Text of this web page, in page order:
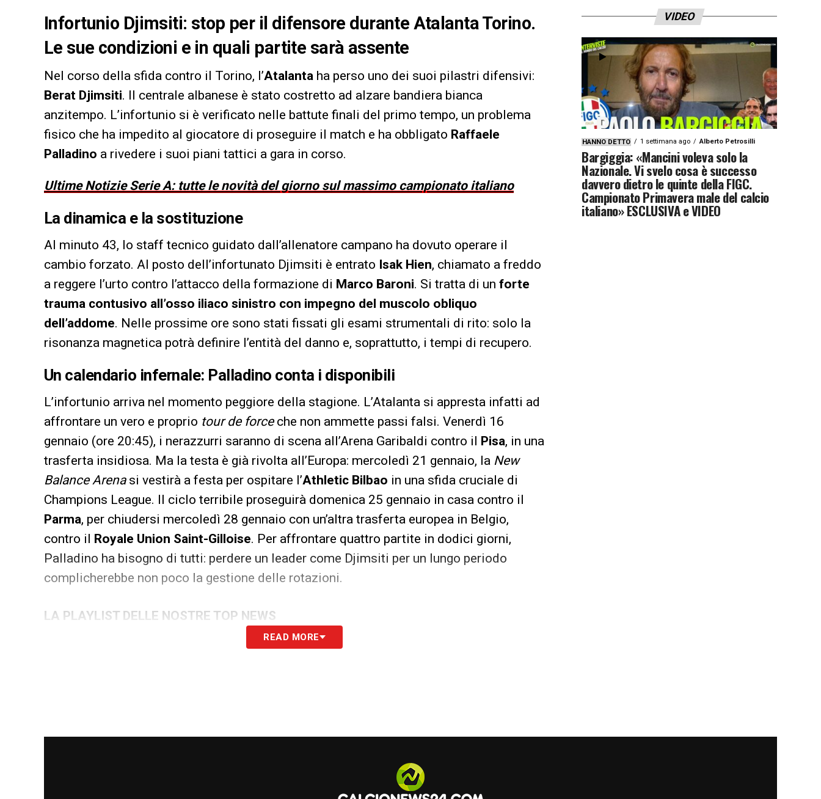
Infortunio Djimsiti: stop per il difensore durante Atalanta Torino.
Le sue condizioni e in quali partite sarà assente
Nel corso della sfida contro il Torino, l’Atalanta ha perso uno dei suoi pilastri difensivi:
Berat Djimsiti. Il centrale albanese è stato costretto ad alzare bandiera bianca
anzitempo. L’infortunio si è verificato nelle battute finali del primo tempo, un problema
fisico che ha impedito al giocatore di proseguire il match e ha obbligato Raffaele
Palladino a rivedere i suoi piani tattici a gara in corso.
Ultime Notizie Serie A: tutte le novità del giorno sul massimo campionato italiano
La dinamica e la sostituzione
Al minuto 43, lo staff tecnico guidato dall’allenatore campano ha dovuto operare il
cambio forzato. Al posto dell’infortunato Djimsiti è entrato Isak Hien, chiamato a freddo
a reggere l’urto contro l’attacco della formazione di Marco Baroni. Si tratta di un forte
trauma contusivo all’osso iliaco sinistro con impegno del muscolo obliquo
dell’addome. Nelle prossime ore sono stati fissati gli esami strumentali di rito: solo la
risonanza magnetica potrà definire l’entità del danno e, soprattutto, i tempi di recupero.
Un calendario infernale: Palladino conta i disponibili
L’infortunio arriva nel momento peggiore della stagione. L’Atalanta si appresta infatti ad
affrontare un vero e proprio tour de forceche non ammette passi falsi. Venerdì 16
gennaio (ore 20:45), i nerazzurri saranno di scena all’Arena Garibaldi contro il Pisa, in una
trasferta insidiosa. Ma la testa è già rivolta all’Europa: mercoledì 21 gennaio, la New
Balance Arenasi vestirà a festa per ospitare l’Athletic Bilbao in una sfida cruciale di
Champions League. Il ciclo terribile proseguirà domenica 25 gennaio in casa contro il
Parma, per chiudersi mercoledì 28 gennaio con un’altra trasferta europea in Belgio,
contro il Royale Union Saint-Gilloise. Per affrontare quattro partite in dodici giorni,
Palladino ha bisogno di tutti: perdere un leader come Djimsiti per un lungo periodo
complicherebbe non poco la gestione delle rotazioni.
LA PLAYLIST DELLE NOSTRE TOP NEWS
READ MORE
VIDEO
HANNO DETTO 1 settimana ago Alberto Petrosilli
Bargiggia: «Mancini voleva solo la
Nazionale. Vi svelo cosa è successo
davvero dietro le quinte della FIGC.
Campionato Primavera male del calcio
italiano» ESCLUSIVA e VIDEO